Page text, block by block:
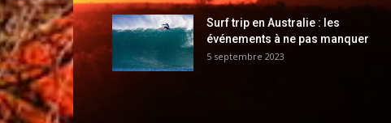
Surf trip en Australie : les
événements à ne pas manquer
5 septembre 2023